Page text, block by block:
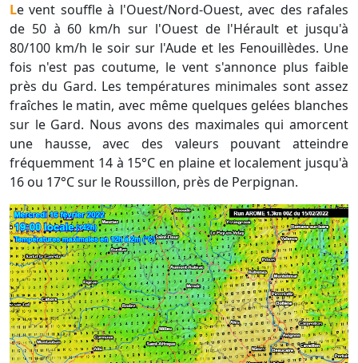
Le vent souffle à l'Ouest/Nord-Ouest, avec des rafales
de 50 à 60 km/h sur l'Ouest de l'Hérault et jusqu'à
80/100 km/h le soir sur l'Aude et les Fenouillèdes. Une
fois n'est pas coutume, le vent s'annonce plus faible
près du Gard. Les températures minimales sont assez
fraîches le matin, avec même quelques gelées blanches
sur le Gard. Nous avons des maximales qui amorcent
une hausse, avec des valeurs pouvant atteindre
fréquemment 14 à 15°C en plaine et localement jusqu'à
16 ou 17°C sur le Roussillon, près de Perpignan.